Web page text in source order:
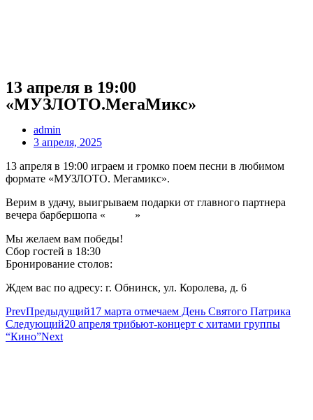
13 апреля в 19:00
«МУЗЛОТО.МегаМикс»
admin
3 апреля, 2025
13 апреля в 19:00 играем и громко поем песни в любимом
формате «МУЗЛОТО. Мегамикс».
Верим в удачу, выигрываем подарки от главного партнера
вечера барбершопа «
»
Мы желаем вам победы!
Сбор гостей в 18:30
Бронирование столов:
Ждем вас по адресу: г. Обнинск, ул. Королева, д. 6
PrevПредыдущий17 марта отмечаем День Святого Патрика
Следующий20 апреля трибьют-концерт с хитами группы
“Кино”Next